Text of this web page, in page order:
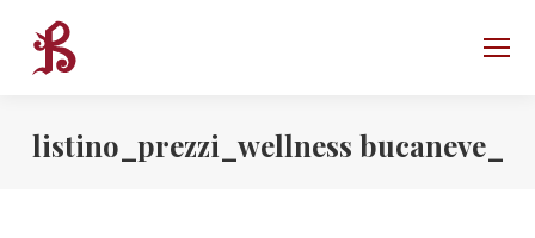
listino_prezzi_wellness bucaneve_